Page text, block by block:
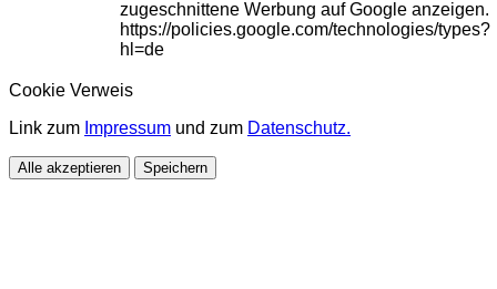
zugeschnittene Werbung auf Google anzeigen.
https://policies.google.com/technologies/types?
hl=de
Cookie Verweis
Link zum Impressum und zum Datenschutz.
Alle akzeptieren Speichern